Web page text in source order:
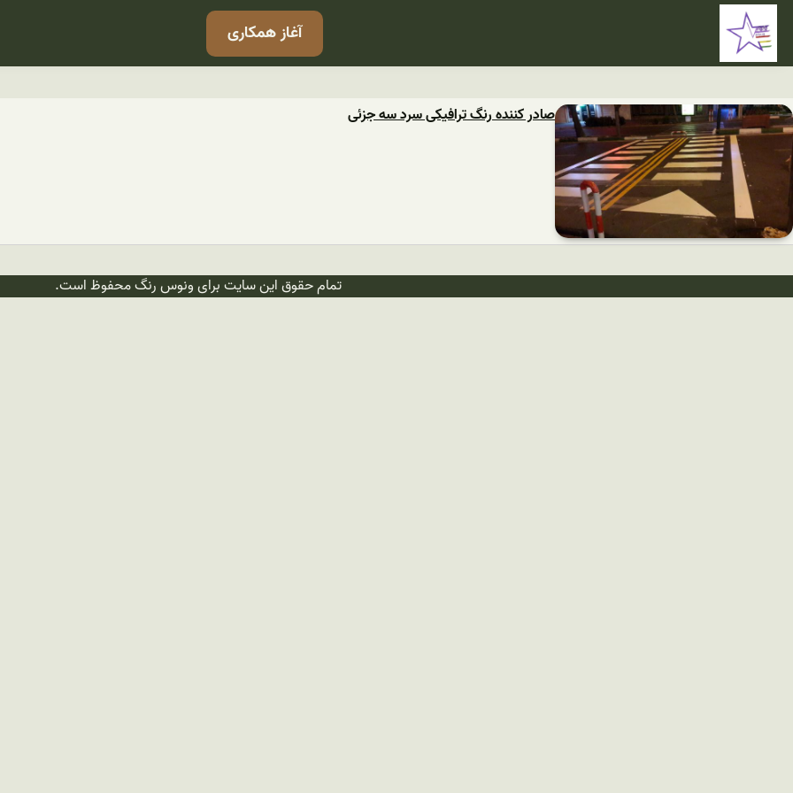
آغاز همکاری
صادر کننده رنگ ترافیکی سرد سه جزئی
تمام حقوق این سایت برای ونوس رنگ محفوظ است.